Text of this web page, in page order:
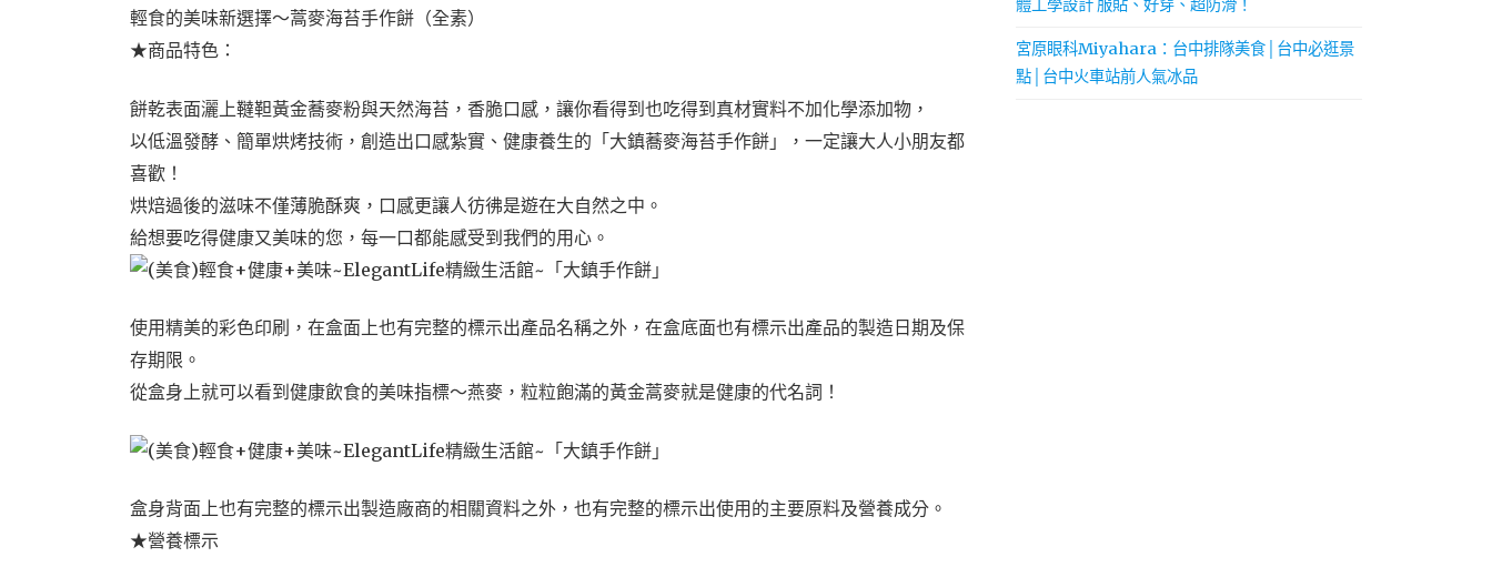
輕食的美味新選擇～蒿麥海苔手作餅（全素）
★商品特色：
餅乾表面灑上韃靼黃金蕎麥粉與天然海苔，香脆口感，讓你看得到也吃得到真材實料不加化學添加物，
以低溫發酵、簡單烘烤技術，創造出口感紮實、健康養生的「大鎮蕎麥海苔手作餅」，一定讓大人小朋友都
喜歡！
烘焙過後的滋味不僅薄脆酥爽，口感更讓人彷彿是遊在大自然之中。
給想要吃得健康又美味的您，每一口都能感受到我們的用心。
使用精美的彩色印刷，在盒面上也有完整的標示出產品名稱之外，在盒底面也有標示出產品的製造日期及保
存期限。
從盒身上就可以看到健康飲食的美味指標～燕麥，粒粒飽滿的黃金蒿麥就是健康的代名詞！
盒身背面上也有完整的標示出製造廠商的相關資料之外，也有完整的標示出使用的主要原料及營養成分。
★營養標示
體工學設計 服貼、好穿、超防滑！
宮原眼科Miyahara：台中排隊美食│台中必逛景
點│台中火車站前人氣冰品